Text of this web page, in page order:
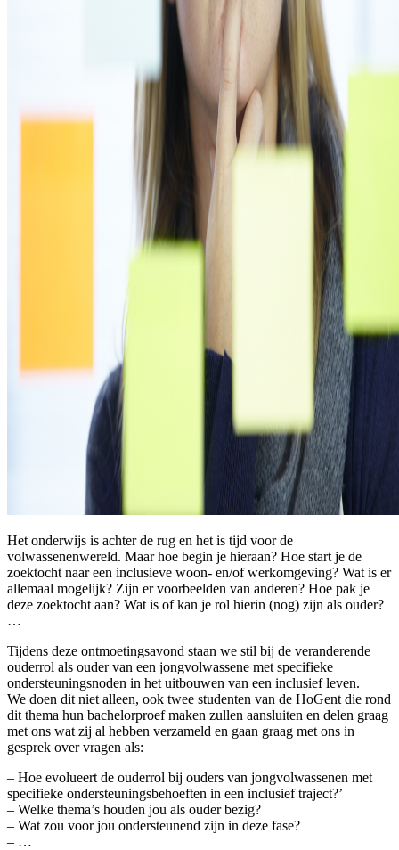
Het onderwijs is achter de rug en het is tijd voor de
volwassenenwereld. Maar hoe begin je hieraan? Hoe start je de
zoektocht naar een inclusieve woon- en/of werkomgeving? Wat is er
allemaal mogelijk? Zijn er voorbeelden van anderen? Hoe pak je
deze zoektocht aan? Wat is of kan je rol hierin (nog) zijn als ouder?
…
Tijdens deze ontmoetingsavond staan we stil bij de veranderende
ouderrol als ouder van een jongvolwassene met specifieke
ondersteuningsnoden in het uitbouwen van een inclusief leven.
We doen dit niet alleen, ook twee studenten van de HoGent die rond
dit thema hun bachelorproef maken zullen aansluiten en delen graag
met ons wat zij al hebben verzameld en gaan graag met ons in
gesprek over vragen als:
– Hoe evolueert de ouderrol bij ouders van jongvolwassenen met
specifieke ondersteuningsbehoeften in een inclusief traject?’
– Welke thema’s houden jou als ouder bezig?
– Wat zou voor jou ondersteunend zijn in deze fase?
– …